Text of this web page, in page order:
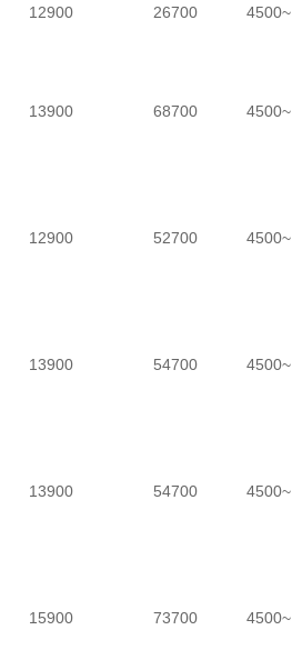
12900 26700 4500~
13900 68700 4500~
12900 52700 4500~
13900 54700 4500~
13900 54700 4500~
15900 73700 4500~